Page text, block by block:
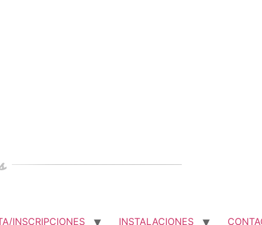
INSCRIPCIONES INSTALACIONES